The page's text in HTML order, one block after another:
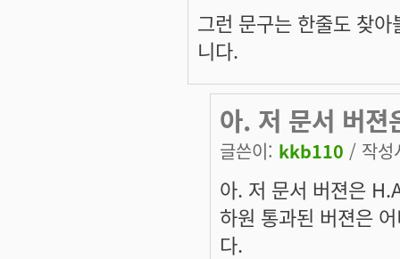
그런 문구는 한줄도 찾
니다.
아. 저 문서 버젼
글쓴이: kkb110 / 작
아. 저 문서 버젼은
하원 통과된 버젼은
다.